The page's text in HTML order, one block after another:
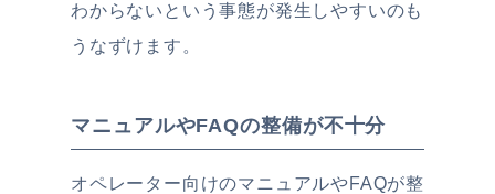
わからないという事態が発生しやすいのも
うなずけます。
マニュアルやFAQの整備が不十分
オペレーター向けのマニュアルやFAQが整